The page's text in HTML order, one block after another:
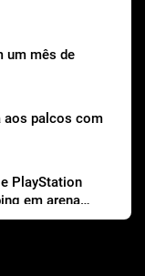
um mês de
aos palcos com
PlayStation
em arena